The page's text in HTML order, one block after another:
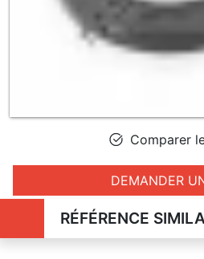
Comparer
DEMANDER
RÉFÉRENCE